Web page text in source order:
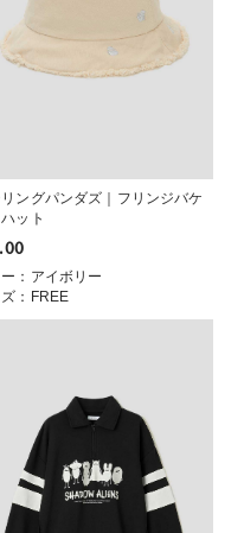
リングパンダズ｜フリンジバケ
ット
：アイボリー
：FREE